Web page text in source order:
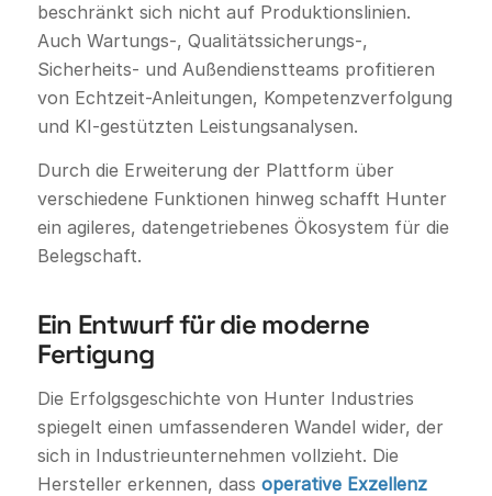
beschränkt sich nicht auf Produktionslinien.
Auch Wartungs-, Qualitätssicherungs-,
Sicherheits- und Außendienstteams profitieren
von Echtzeit-Anleitungen, Kompetenzverfolgung
und KI-gestützten Leistungsanalysen.
Durch die Erweiterung der Plattform über
verschiedene Funktionen hinweg schafft Hunter
ein agileres, datengetriebenes Ökosystem für die
Belegschaft.
Ein Entwurf für die moderne
Fertigung
Die Erfolgsgeschichte von Hunter Industries
spiegelt einen umfassenderen Wandel wider, der
sich in Industrieunternehmen vollzieht. Die
Hersteller erkennen, dass operative Exzellenz